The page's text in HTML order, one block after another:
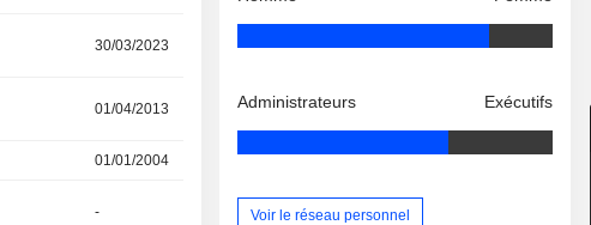
30/03/2023
01/04/2013
01/01/2004
-
Administrateurs Exécutifs
Voir le réseau personnel